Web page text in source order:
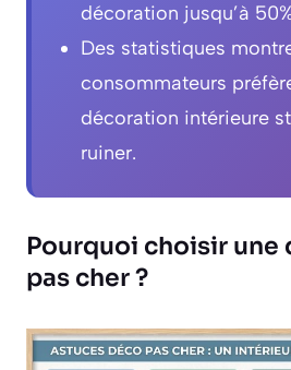
décoration jusqu’à
Des statistiques
consommateurs
décoration intérieure
ruiner.
Pourquoi choisir une
pas cher ?